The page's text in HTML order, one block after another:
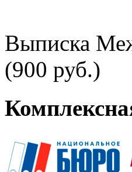
Выписка
(900 руб.)